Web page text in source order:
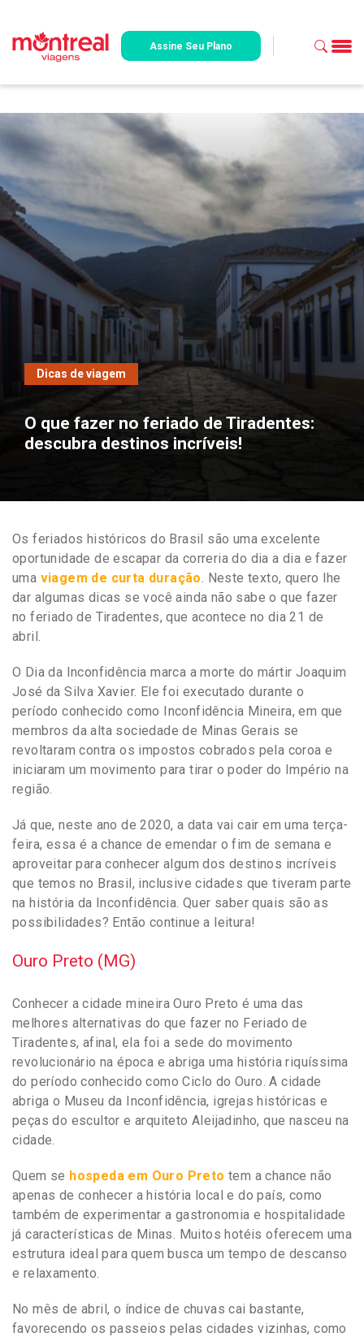
Assine Seu Plano
Dicas de viagem
O que fazer no feriado de Tiradentes:
descubra destinos incríveis!
Os feriados históricos do Brasil são uma excelente
oportunidade de escapar da correria do dia a dia e fazer
uma viagem de curta duração . Neste texto, quero lhe
dar algumas dicas se você ainda não sabe o que fazer
no feriado de Tiradentes, que acontece no dia 21 de
abril.
O Dia da Inconfidência marca a morte do mártir Joaquim
José da Silva Xavier. Ele foi executado durante o
período conhecido como Inconfidência Mineira, em que
membros da alta sociedade de Minas Gerais se
revoltaram contra os impostos cobrados pela coroa e
iniciaram um movimento para tirar o poder do Império na
região.
Já que, neste ano de 2020, a data vai cair em uma terça-
feira, essa é a chance de emendar o fim de semana e
aproveitar para conhecer algum dos destinos incríveis
que temos no Brasil, inclusive cidades que tiveram parte
na história da Inconfidência. Quer saber quais são as
possibilidades? Então continue a leitura!
Ouro Preto (MG)
Conhecer a cidade mineira Ouro Preto é uma das
melhores alternativas do que fazer no Feriado de
Tiradentes, afinal, ela foi a sede do movimento
revolucionário na época e abriga uma história riquíssima
do período conhecido como Ciclo do Ouro. A cidade
abriga o Museu da Inconfidência, igrejas históricas e
peças do escultor e arquiteto Aleijadinho, que nasceu na
cidade.
Quem se hospeda em Ouro Preto tem a chance não
apenas de conhecer a história local e do país, como
também de experimentar a gastronomia e hospitalidade
já características de Minas. Muitos hotéis oferecem uma
estrutura ideal para quem busca um tempo de descanso
e relaxamento.
No mês de abril, o índice de chuvas cai bastante,
favorecendo os passeios pelas cidades vizinhas, como